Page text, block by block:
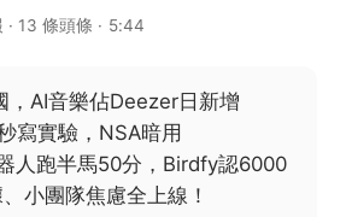
· 13 條頭條 · 5:44
，AI音樂佔Deezer日新增
寫實驗，NSA暗用
人跑半馬50分，Birdfy認6000
小團隊焦慮全上線！